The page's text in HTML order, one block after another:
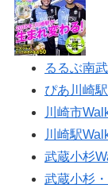
るるぶ南
ぴあ川崎
川崎市
川崎駅
武蔵小杉
武蔵小杉